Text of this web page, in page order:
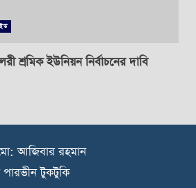
শ্রমিক ইউনিয়ন নির্বাচনের দাবি
আজিবার রহমান
টুকটুকি